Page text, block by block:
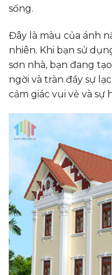
sống.
Đây là màu của ánh
nhiên. Khi bạn sử
sơn nhà, bạn đang
ngời và tràn đầy sự
cảm giác vui vẻ và sự